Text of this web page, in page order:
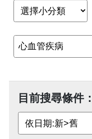
目前搜尋條件：